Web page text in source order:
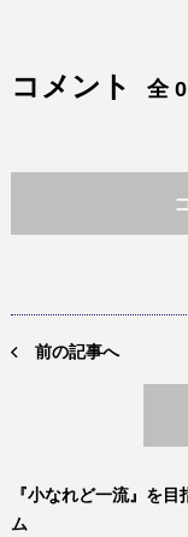
コメント 全
前の記事へ
『小なれど一流』を
ム